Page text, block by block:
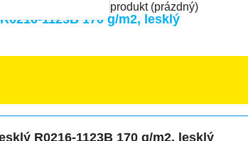
produkt (prázdný)
R0216-1123B 170 g/m2, lesklý
R0216-1123B 170 g/m2, lesklý